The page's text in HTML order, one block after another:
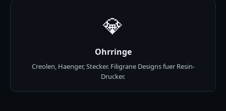
💎
Ohrringe
Creolen, Haenger, Stecker. Filigrane Designs fuer Resin-
Drucker.